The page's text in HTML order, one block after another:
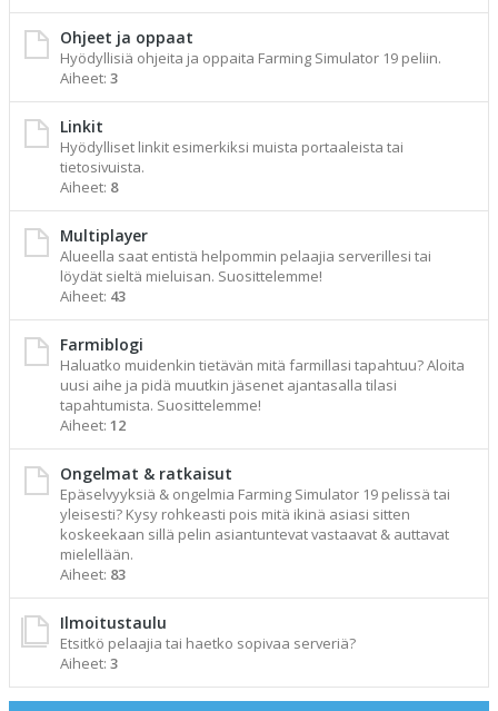
Ohjeet ja oppaat
Hyödyllisiä ohjeita ja oppaita Farming Simulator 19 peliin.
Aiheet: 3
Linkit
Hyödylliset linkit esimerkiksi muista portaaleista tai
tietosivuista.
Aiheet: 8
Multiplayer
Alueella saat entistä helpommin pelaajia serverillesi tai
löydät sieltä mieluisan. Suosittelemme!
Aiheet: 43
Farmiblogi
Haluatko muidenkin tietävän mitä farmillasi tapahtuu? Aloita
uusi aihe ja pidä muutkin jäsenet ajantasalla tilasi
tapahtumista. Suosittelemme!
Aiheet: 12
Ongelmat & ratkaisut
Epäselvyyksiä & ongelmia Farming Simulator 19 pelissä tai
yleisesti? Kysy rohkeasti pois mitä ikinä asiasi sitten
koskeekaan sillä pelin asiantuntevat vastaavat & auttavat
mielellään.
Aiheet: 83
Ilmoitustaulu
Etsitkö pelaajia tai haetko sopivaa serveriä?
Aiheet: 3